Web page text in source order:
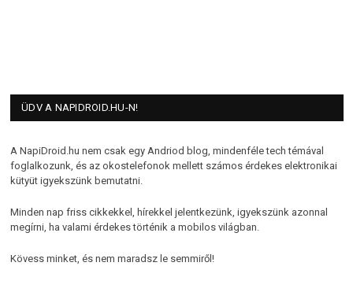
ÜDV A NAPIDROID.HU-N!
A NapiDroid.hu nem csak egy Andriod blog, mindenféle tech témával
foglalkozunk, és az okostelefonok mellett számos érdekes elektronikai
kütyüt igyekszünk bemutatni.
Minden nap friss cikkekkel, hírekkel jelentkezünk, igyekszünk azonnal
megírni, ha valami érdekes történik a mobilos világban.
Kövess minket, és nem maradsz le semmiről!